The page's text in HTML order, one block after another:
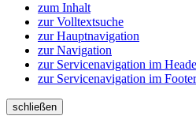
zum Inhalt
zur Volltextsuche
zur Hauptnavigation
zur Navigation
zur Servicenavigation im
zur Servicenavigation im Footer
schließen